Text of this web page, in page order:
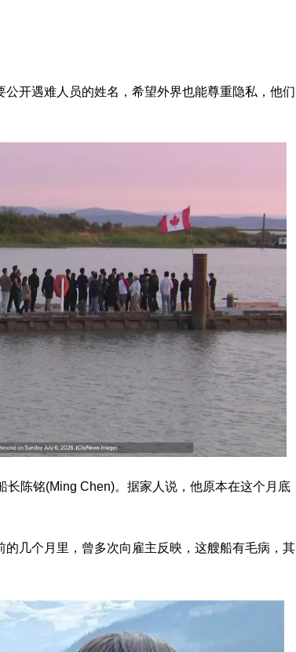
开遇难人员的姓名，希望外界也能尊重隐私，他们
长陈铭(Ming Chen)。据家人说，他原本在这个月底
几个月里，曾多次向雇主反映，这艘船有毛病，其